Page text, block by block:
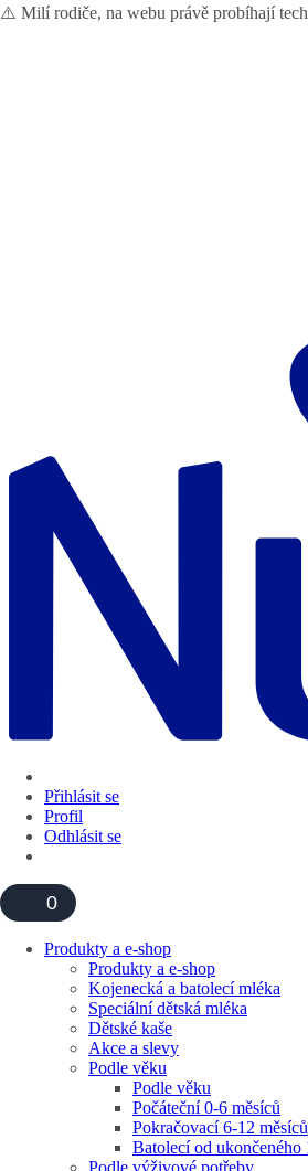
⚠️ Milí rodiče, na webu právě probíhají
Přihlásit se
Profil
Odhlásit se
0
Produkty a e-shop
Produkty a e-shop
Kojenecká a batolecí mléka
Speciální dětská mléka
Dětské kaše
Akce a slevy
Podle věku
Podle věku
Počáteční 0-6 měsíců
Pokračovací 6-12 měsíců
Batolecí od ukončeného
Podle výživové potřeby